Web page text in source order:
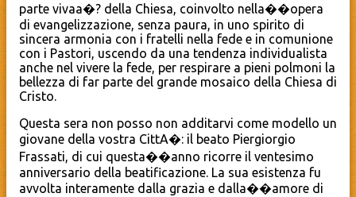
parte vivaa�? della Chiesa, coinvolto nella��opera
di evangelizzazione, senza paura, in uno spirito di
sincera armonia con i fratelli nella fede e in comunione
con i Pastori, uscendo da una tendenza individualista
anche nel vivere la fede, per respirare a pieni polmoni la
bellezza di far parte del grande mosaico della Chiesa di
Cristo.
Questa sera non posso non additarvi come modello un
giovane della vostra CittA�: il beato Piergiorgio
Frassati, di cui questa��anno ricorre il ventesimo
anniversario della beatificazione. La sua esistenza fu
avvolta interamente dalla grazia e dalla��amore di